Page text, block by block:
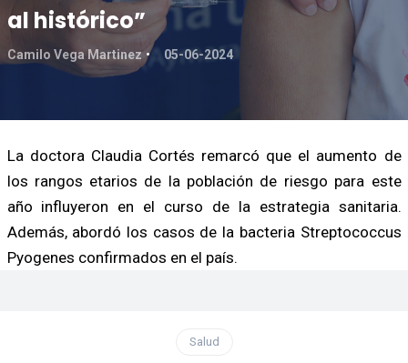
al histórico”
Camilo Vega Martinez 05-06-2024
La doctora Claudia Cortés remarcó que el aumento de
los rangos etarios de la población de riesgo para este
año influyeron en el curso de la estrategia sanitaria.
Además, abordó los casos de la bacteria Streptococcus
Pyogenes confirmados en el país.
Salud